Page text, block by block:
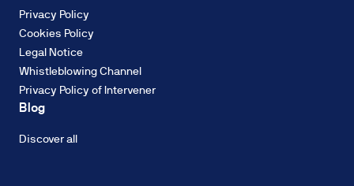
save
70%
compared
other
heating
save
up
70%
compared
to
other
heating
to
compared
to
Privacy Policy
Cookies Policy
Legal Notice
Whistleblowing Channel
Privacy Policy of Intervener
Blog
Discover all